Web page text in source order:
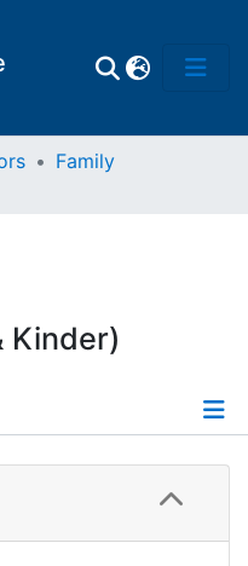
Family
Kinder)